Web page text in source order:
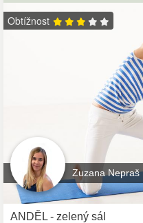
Obtížnost
Zuzana Nepraš
ANDĚL - zelený sál